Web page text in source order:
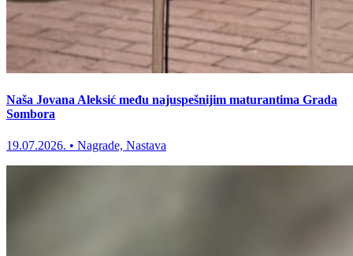
Naša Jovana Aleksić među najuspešnijim maturantima Grada
Sombora
19.07.2026. • Nagrade, Nastava